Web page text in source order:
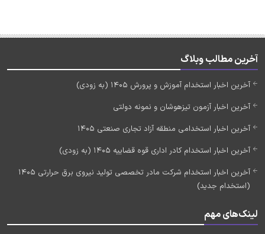
آخرین مطالب وبلاگ
آخرین اخبار استخدام آموزش و پرورش 1405 (به زودی)
آخرین اخبار آزمون تیزهوشان و نمونه دولتی
آخرین اخبار استخدامی منطقه آزاد تجاری صنعتی 1405
آخرین اخبار استخدام کادر اداری قوه قضاییه 1405 (به زودی)
آخرین اخبار استخدام شرکت مادر تخصصی تولید نیروی برق حرارتی 1405
(استخدام جدید)
لینک‌های مهم